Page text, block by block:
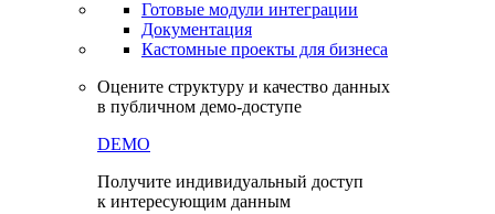
Готовые модули интеграции
Документация
Кастомные проекты для бизнеса
Оцените структуру и качество данных
в публичном демо-доступе
DEMO
Получите индивидуальный доступ
к интересующим данным